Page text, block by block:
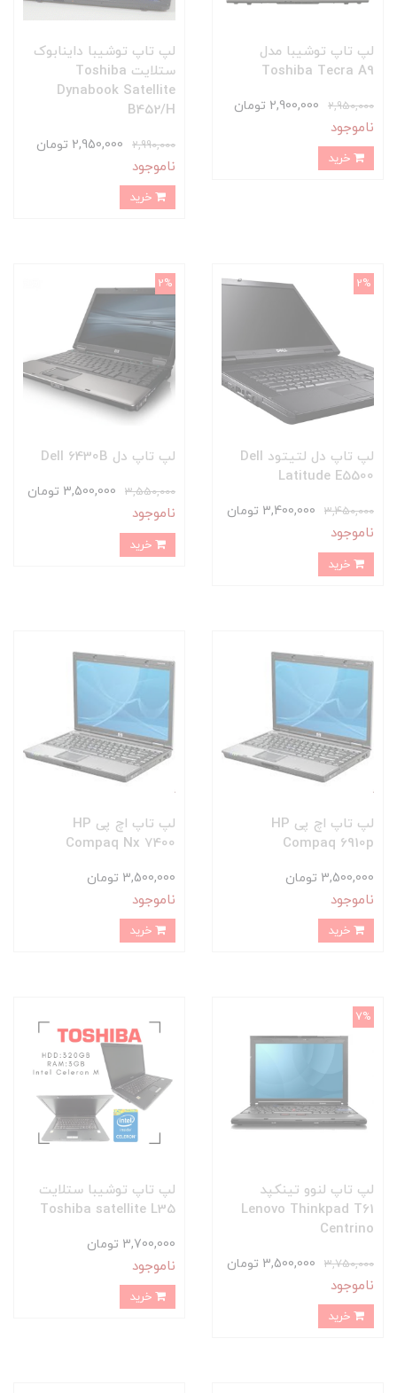
لپ تاپ توشیبا مدل
Toshiba Tecra A9
2,950,000 2,900,000 تومان
ناموجود
لپ تاپ توشیبا داینابوک
ستلایت Toshiba
Dynabook Satellite
B452/H
2,990,000 2,950,000 تومان
ناموجود
لپ تاپ دل لتیتود Dell
Latitude E5500
3,450,000 3,400,000 تومان
2%
ناموجود
لپ تاپ دل Dell 6430B
3,550,000 3,500,000 تومان
2%
ناموجود
لپ تاپ اچ پی HP
Compaq 6910p
3,500,000 تومان
ناموجود
لپ تاپ اچ پی HP
Compaq Nx 7400
3,500,000 تومان
ناموجود
لپ تاپ لنوو تینکپد
Lenovo Thinkpad T61
Centrino
3,750,000 3,500,000 تومان
7%
ناموجود
لپ تاپ توشیبا ستلایت
Toshiba satellite L35
3,700,000 تومان
ناموجود